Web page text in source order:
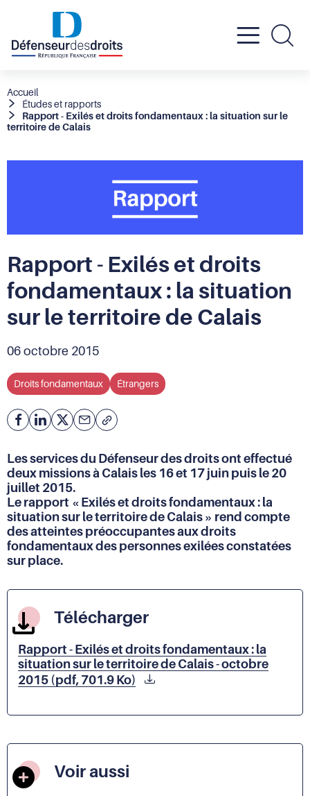
Fil
d'Ariane
Accueil
Études et rapports
Rapport - Exilés et droits fondamentaux : la situation sur le
territoire de Calais
Rapport - Exilés et droits
fondamentaux : la situation
sur le territoire de Calais
06 octobre 2015
Droits fondamentaux Étrangers
Facebook
Partager
Linkedin
Partager
X
Courriel
Copier
de
la
page
dans
le
presse-
papier
Les services du Défenseur des droits ont effectué
deux missions à Calais les 16 et 17 juin puis le 20
juillet 2015.
Le rapport « Exilés et droits fondamentaux : la
situation sur le territoire de Calais » rend compte
des atteintes préoccupantes aux droits
fondamentaux des personnes exilées constatées
sur place.
Télécharger
Rapport - Exilés et droits fondamentaux : la
situation sur le territoire de Calais - octobre
2015 (pdf, 701.9 Ko)
Voir aussi